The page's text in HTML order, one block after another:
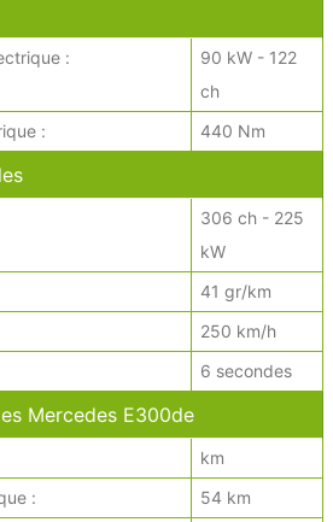
:
90 kW - 122
ch
:
440 Nm
306 ch - 225
kW
41 gr/km
250 km/h
6 secondes
Mercedes E300de
km
:
54 km